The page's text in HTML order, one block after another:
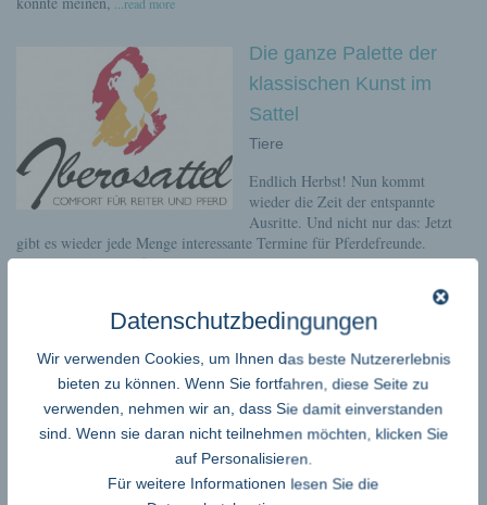
Die ganze Palette der
klassischen Kunst im
Sattel
Tiere
Endlich Herbst! Nun kommt
wieder die Zeit der entspannte
Ausritte. Und nicht nur das: Jetzt
gibt es wieder jede Menge interessante Termine für Pferdefreunde.
Gleich zwei Events finden zeitgleich am 22. September statt: die
Friesenzuchtschau auf Gut Piesing bei Freising und das Barock-Festival
„Klein Golega“ auf dem Schwanenhof in Frankfurt. Iberosattel wird
...read more
ehor
ses
–
Datenschutzbedingungen
Wir verwenden Cookies, um Ihnen das beste Nutzererlebnis
bieten zu können. Wenn Sie fortfahren, diese Seite zu
verwenden, nehmen wir an, dass Sie damit einverstanden
sind. Wenn sie daran nicht teilnehmen möchten, klicken Sie
auf Personalisieren.
Für weitere Informationen lesen Sie die